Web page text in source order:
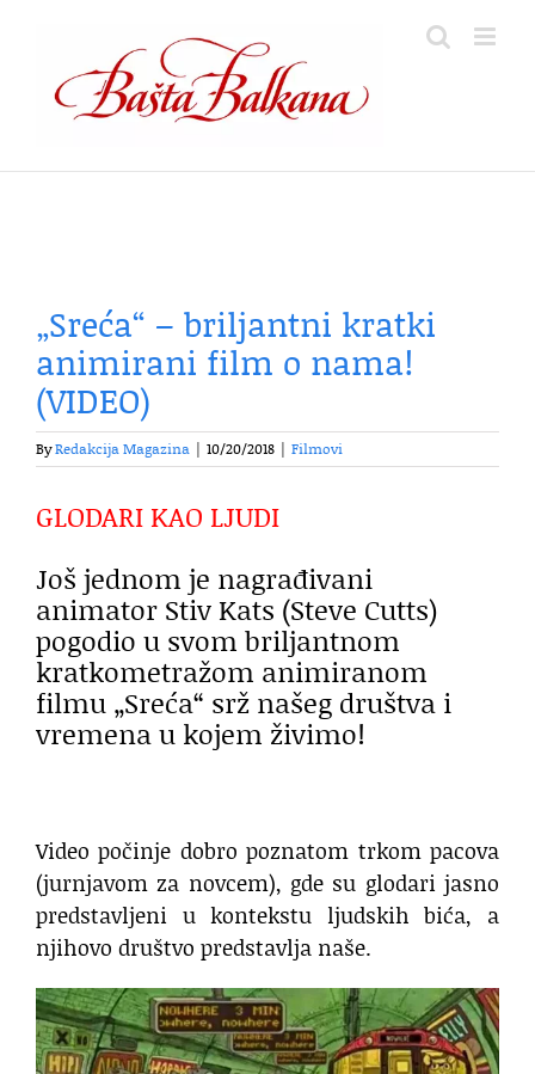
content
„Sreća“ – briljantni kratki
animirani film o nama!
(VIDEO)
ByRedakcija Magazina 10/20/2018 Filmovi
GLODARI KAO LJUDI
Još jednom je nagrađivani
animator Stiv Kats (Steve Cutts)
pogodio u svom briljantnom
kratkometražom animiranom
filmu „Sreća“ srž našeg društva i
vremena u kojem živimo!
Video počinje dobro poznatom trkom pacova
(jurnjavom za novcem), gde su glodari jasno
predstavljeni u kontekstu ljudskih bića, a
njihovo društvo predstavlja naše.